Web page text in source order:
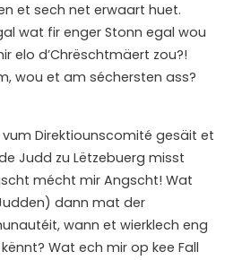
et sech net erwaart huet.
wat fir enger Stonn egal wou
elo d’Chrëschtmäert zou?!
wou et am séchersten ass?
Direktiounscomité gesäit et
Judd zu Lëtzebuerg misst
mécht mir Angscht! Wat
dann mat der
wann et wierklech eng
Wat ech mir op kee Fall